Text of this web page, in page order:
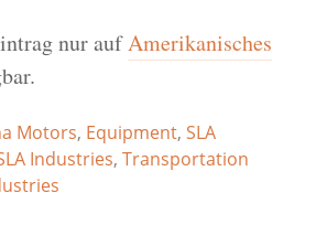
nur aufAmerikanisches
Motors, Equipment, SLA
Industries, Transportation